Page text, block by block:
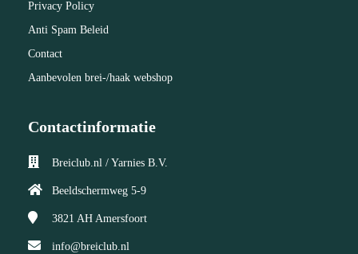
Privacy Policy
Anti Spam Beleid
Contact
Aanbevolen brei-/haak webshop
Contactinformatie
Breiclub.nl / Yarnies B.V.
Beeldschermweg 5-9
3821 AH Amersfoort
info@breiclub.nl